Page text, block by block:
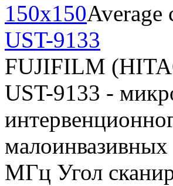
Average
UST-9133
FUJIFILM
UST-9133 -
МГц Угол